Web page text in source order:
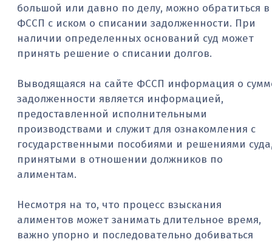
большой или давно по делу, можно обратиться в
ФССП с иском о списании задолженности. При
наличии определенных оснований суд может
принять решение о списании долгов.
Выводящаяся на сайте ФССП информация о
задолженности является информацией,
предоставленной исполнительными
производствами и служит для ознакомления с
государственными пособиями и решениями
принятыми в отношении должников по
алиментам.
Несмотря на то, что процесс взыскания
алиментов может занимать длительное время,
важно упорно и последовательно добиваться